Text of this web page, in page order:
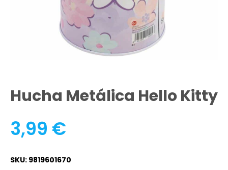
Hucha Metálica Hello Kitty
3,99 €
SKU: 9819601670